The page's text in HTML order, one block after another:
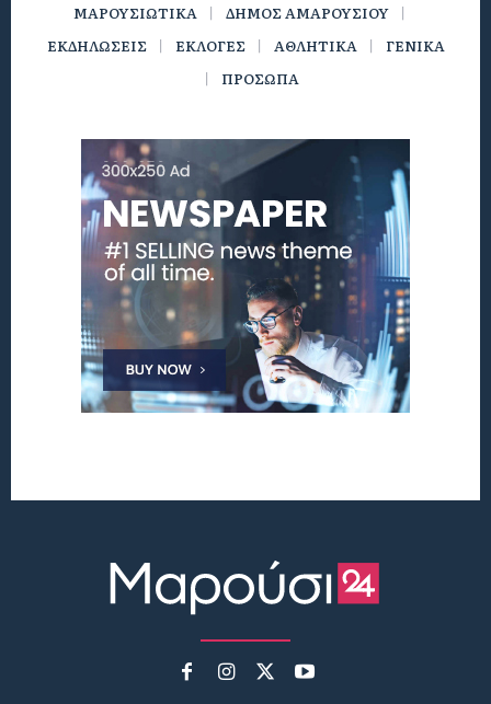
ΜΑΡΟΥΣΙΩΤΙΚΑ
ΔΗΜΟΣ ΑΜΑΡΟΥΣΙΟΥ
ΕΚΔΗΛΩΣΕΙΣ
ΕΚΛΟΓΕΣ ΑΘΛΗΤΙΚΑ
ΓΕΝΙΚΑ
ΠΡΟΣΩΠΑ